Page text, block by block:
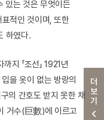
더보기
있는 것은 무엇이든
표적인 것이며, 또한
하였다.
까지 「조선」 1921년
을 옷이 없는 방랑의
의 간호도 받지 못한 채
거수(巨數)에 이르고